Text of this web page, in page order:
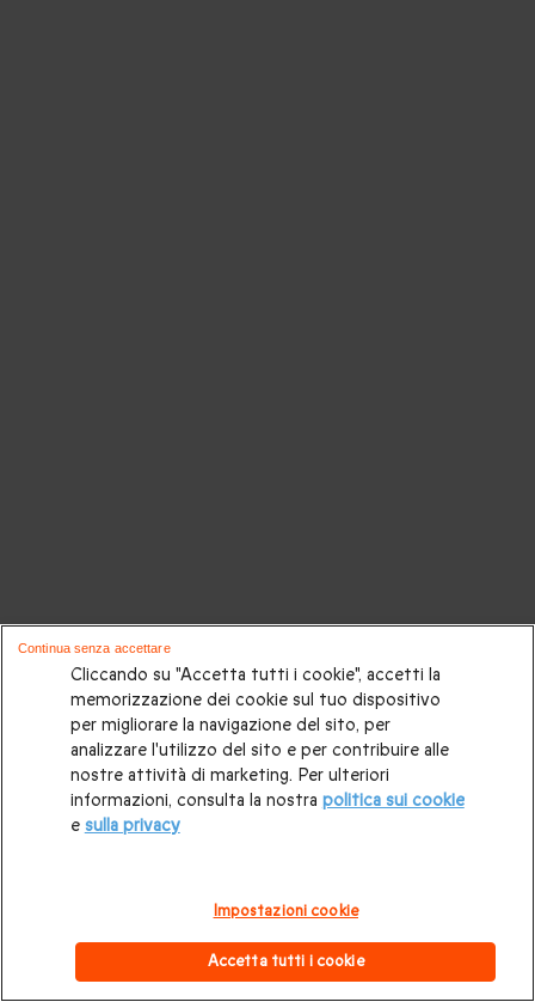
Cliccando su "Accetta tutti i cookie", accetti la
memorizzazione dei cookie sul tuo dispositivo
per migliorare la navigazione del sito, per
analizzare l'utilizzo del sito e per contribuire alle
nostre attività di marketing. Per ulteriori
informazioni, consulta la nostra politica sui cookie
e sulla privacy
Impostazioni cookie
Accetta tutti i cookie
Continua senza accettare